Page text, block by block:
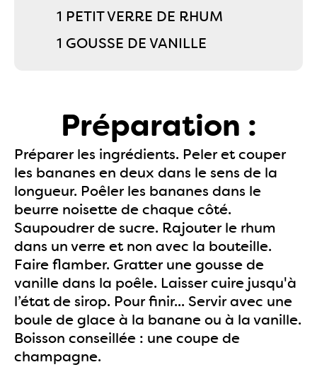
1 PETIT VERRE DE RHUM
1 GOUSSE DE VANILLE
Préparation :
Préparer les ingrédients. Peler et couper
les bananes en deux dans le sens de la
longueur. Poêler les bananes dans le
beurre noisette de chaque côté.
Saupoudrer de sucre. Rajouter le rhum
dans un verre et non avec la bouteille.
Faire flamber. Gratter une gousse de
vanille dans la poêle. Laisser cuire jusqu'à
l’état de sirop. Pour finir... Servir avec une
boule de glace à la banane ou à la vanille.
Boisson conseillée : une coupe de
champagne.